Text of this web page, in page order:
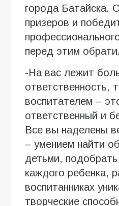
города Батайска.
призеров и
перед этим
-На вас лежит
ответственность,
воспитателем –
ответственный и
Все вы наделены
– умением найти
детьми,
каждого ребенка,
воспитанниках
творческие